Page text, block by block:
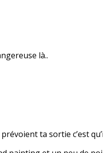
là..
ta sortie c’est